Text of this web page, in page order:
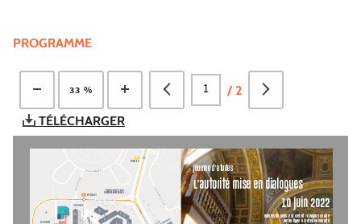
PROGRAMME
33 % / 2
TÉLÉCHARGER
JOURNÉE D’ÉTUDES
L’AUTORITÉ MISE EN DIALOGUES
10 JUIN 2022
UNIVERSITÉ PARIS-EST CRÉTEIL / CAMPUS CENTRE
MÉTRO LIGNE 8 CRÉTEIL UNIVERSITÉ
281
181
MONTA
MONTAIGUT
L
L
L
L
MAISON
AUDITORIUM
L
901
902
90 3
LIVRAISONS
MO AIGUT
RU E
PIERRE
MAR  IVAUX
VE
UE
DU
MARÉC
YA
TE
ASTEUR VALLERY-RADOT
CAMPUS ANDRÉ BOULLE
TV M
STA  TION